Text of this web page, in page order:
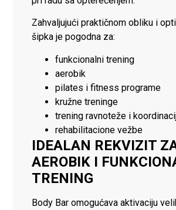
Zahvaljujući praktičnom obliku i
šipka je pogodna za:
funkcionalni trening
aerobik
pilates i fitness programe
kružne treninge
trening ravnoteže i
rehabilitacione vežbe
IDEALAN REKVIZIT
AEROBIK I
TRENING
Body Bar omogućava aktivaciju